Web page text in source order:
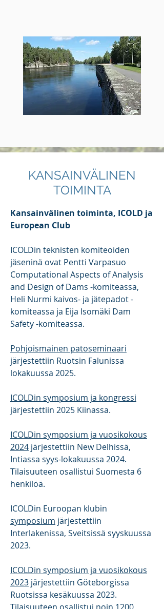
KANSAINVÄLINEN
TOIMINTA
Kansainvälinen toiminta, ICOLD ja
European Club
ICOLDin teknisten komiteoiden
jäseninä ovat Pentti Varpasuo
Computational Aspects of Analysis
and Design of Dams -komiteassa,
Heli Nurmi kaivos- ja jätepadot -
komiteassa ja Eija Isomäki Dam
Safety -komiteassa.
Pohjoismainen patoseminaari
järjestettiin Ruotsin Falunissa
lokakuussa 2025.
ICOLDin symposium ja kongressi
järjestettiin 2025 Kiinassa.
ICOLDin symposium ja vuosikokous
2024 järjestettiin New Delhissä,
Intiassa syys-lokakuussa 2024.
Tilaisuuteen osallistui Suomesta 6
henkilöä.
ICOLDin Euroopan klubin
symposium järjestettiin
Interlakenissa, Sveitsissä syyskuussa
2023.
ICOLDin symposium ja vuosikokous
2023 järjestettiin Göteborgissa
Ruotsissa kesäkuussa 2023.